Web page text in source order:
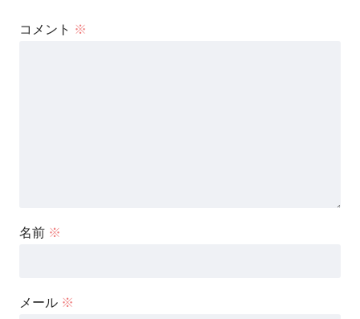
コメント ※
名前 ※
メール ※